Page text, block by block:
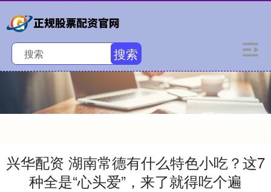
搜索
兴华配资 湖南常德有什么特色小吃？这7
种全是“心头爱”，来了就得吃个遍